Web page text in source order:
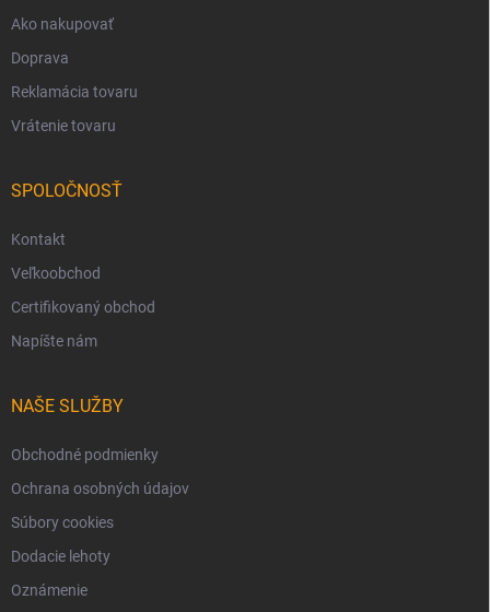
Ako nakupovať
Doprava
Reklamácia tovaru
Vrátenie tovaru
SPOLOČNOSŤ
Kontakt
Veľkoobchod
Certifikovaný obchod
Napíšte nám
NAŠE SLUŽBY
Obchodné podmienky
Ochrana osobných údajov
Súbory cookies
Dodacie lehoty
Oznámenie